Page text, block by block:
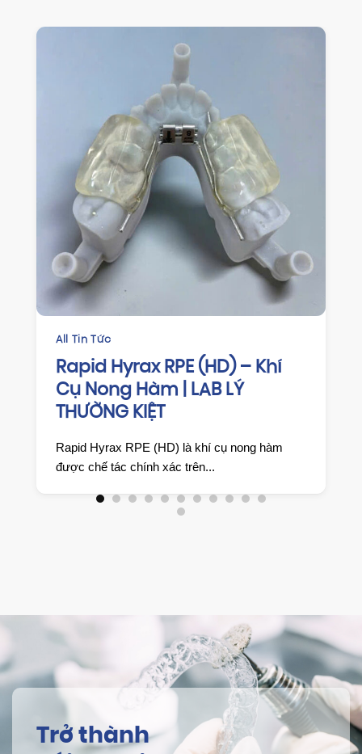
CHỈNH NHA
HAWLEY RETAINER GIẢI PHÁP
DUY TRÌ KẾT QUẢ CHỈNH NHA
HIỆU QUẢ TỪ LAB LÝ THƯỜNG
🔹 Giới thiệu chung Hawley Retainer là khí cụ
duy trì tháo lắp kinh điển,...
Trở thành